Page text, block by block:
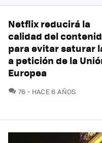
Netflix reducirá la
calidad del
para evitar saturar
a petición de la
Europea
76 COMENTARIOS
HACE 6 AÑOS